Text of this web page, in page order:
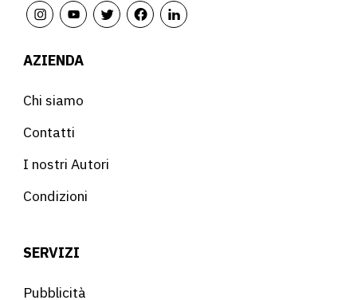
AZIENDA
Chi siamo
Contatti
I nostri Autori
Condizioni
SERVIZI
Pubblicità